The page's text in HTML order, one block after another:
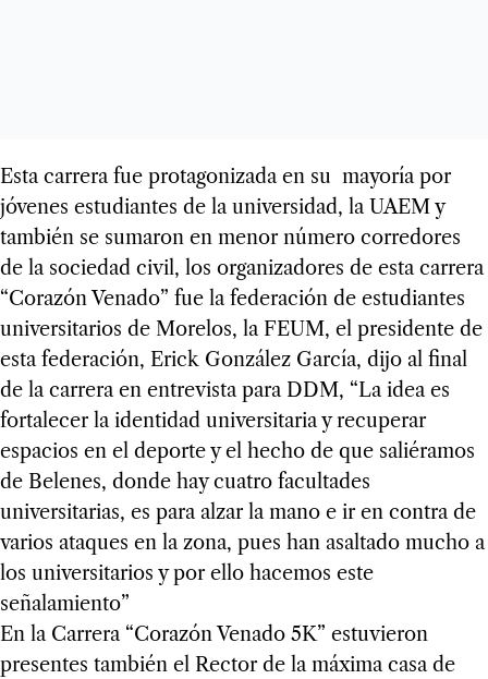
Esta carrera fue protagonizada en su mayoría por
jóvenes estudiantes de la universidad, la UAEM y
también se sumaron en menor número corredores
de la sociedad civil, los organizadores de esta carrera
“Corazón Venado” fue la federación de estudiantes
universitarios de Morelos, la FEUM, el presidente de
esta federación, Erick González García, dijo al final
de la carrera en entrevista para DDM, “La idea es
fortalecer la identidad universitaria y recuperar
espacios en el deporte y el hecho de que saliéramos
de Belenes, donde hay cuatro facultades
universitarias, es para alzar la mano e ir en contra de
varios ataques en la zona, pues han asaltado mucho a
los universitarios y por ello hacemos este
señalamiento”
En la Carrera “Corazón Venado 5K” estuvieron
presentes también el Rector de la máxima casa de